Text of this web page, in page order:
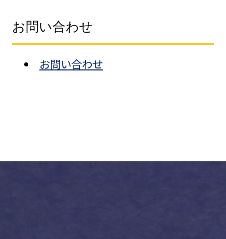
お問い合わせ
お問い合わせ